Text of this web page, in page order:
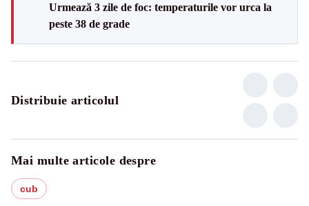
Urmează 3 zile de foc: temperaturile vor urca la
peste 38 de grade
Distribuie articolul
Mai multe articole despre
cub